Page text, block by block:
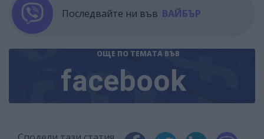
Последвайте ни във ВАЙБЪР
ОЩЕ ПО ТЕМАТА ВЪВ
facebook